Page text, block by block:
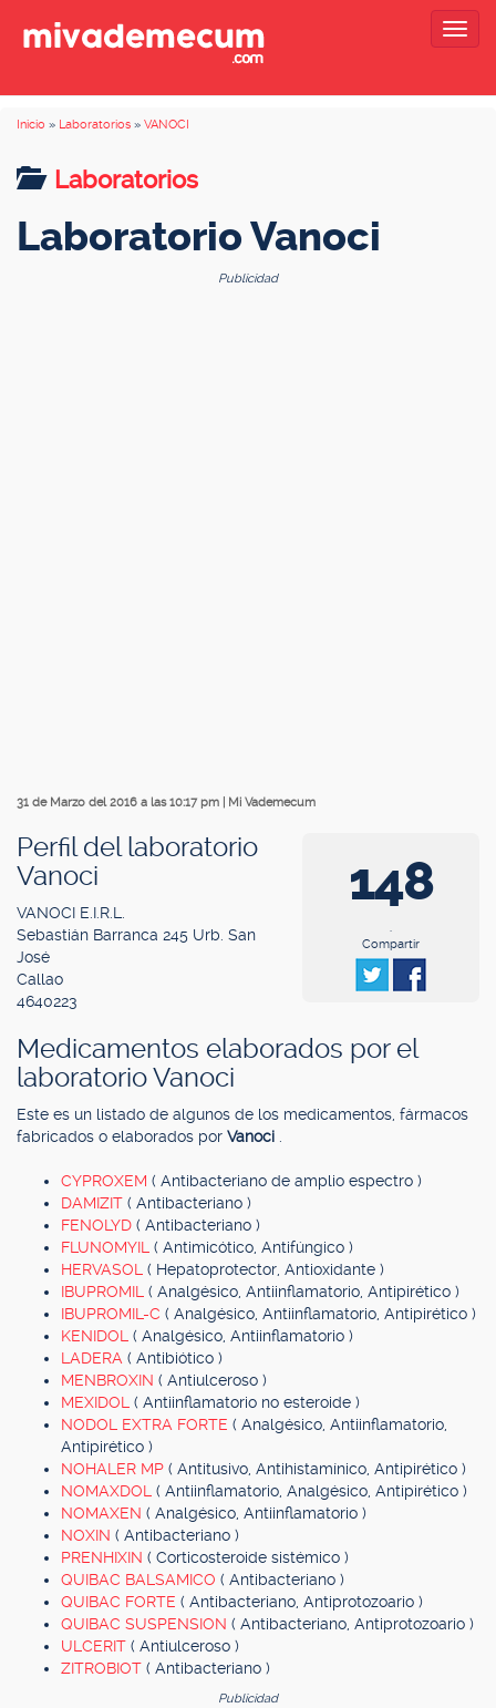
Inicio » Laboratorios » VANOCI
Laboratorios
Laboratorio Vanoci
Publicidad
31 de Marzo del 2016 a las 10:17 pm Mi Vademecum
148
.
Compartir
Perfil del laboratorio
Vanoci
VANOCI E.I.R.L.
Sebastián Barranca 245 Urb. San
José
Callao
4640223
Medicamentos elaborados por el
laboratorio Vanoci
Este es un listado de algunos de los medicamentos, fármacos
fabricados o elaborados por Vanoci
CYPROXEM ( Antibacteriano de amplio espectro )
DAMIZIT ( Antibacteriano )
FENOLYD ( Antibacteriano )
FLUNOMYIL ( Antimicótico, Antifúngico )
HERVASOL ( Hepatoprotector, Antioxidante )
IBUPROMIL ( Analgésico, Antiinflamatorio, Antipirético )
IBUPROMIL-C ( Analgésico, Antiinflamatorio, Antipirético )
KENIDOL ( Analgésico, Antiinflamatorio )
LADERA ( Antibiótico )
MENBROXIN ( Antiulceroso )
MEXIDOL ( Antiinflamatorio no esteroide )
NODOL EXTRA FORTE ( Analgésico, Antiinflamatorio,
Antipirético )
NOHALER MP ( Antitusivo, Antihistamínico, Antipirético )
NOMAXDOL ( Antiinflamatorio, Analgésico, Antipirético )
NOMAXEN ( Analgésico, Antiinflamatorio )
NOXIN ( Antibacteriano )
PRENHIXIN ( Corticosteroide sistémico )
QUIBAC BALSAMICO ( Antibacteriano )
QUIBAC FORTE ( Antibacteriano, Antiprotozoario )
QUIBAC SUSPENSION ( Antibacteriano, Antiprotozoario )
ULCERIT ( Antiulceroso )
ZITROBIOT ( Antibacteriano )
Publicidad